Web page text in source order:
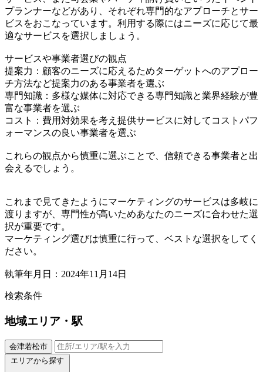
プランナーなどがあり、それぞれ専門的なアプローチとサー
ビスをおこなっています。利用する際にはニーズに応じて最
適なサービスを選択しましょう。
サービスや事業者選びの観点
提案力：顧客のニーズに応えるためターゲットへのアプロー
チ方法など提案力のある事業者を選ぶ
専門知識：多様な媒体に対応できる専門知識と業界経験が豊
富な事業者を選ぶ
コスト：費用対効果を考え提供サービスに対してコストパフ
ォーマンスの良い事業者を選ぶ
これらの観点から慎重に選ぶことで、信頼できる事業者と出
会えるでしょう。
これまで見てきたようにマーケティングのサービスは多岐に
渡りますが、専門性が高いためあなたのニーズに合わせた選
択が重要です。
マーケティング選びは慎重に行って、ベストな選択をしてく
ださい。
執筆年月日：2024年11月14日
検索条件
地域エリア・駅
会津若松市
エリアから探す